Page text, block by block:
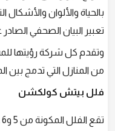
بالحياة والألوان
تعبير البيان الصحفي
وتقدم كل شركة رؤيتها
من المنازل التي تدمج بين
فلل بيتش كولكشن